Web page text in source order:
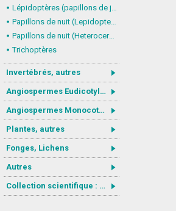
Lépidoptères (papillons de jour, Rhopalocera), autres
Papillons de nuit (Lepidoptera, Heterocera) : Noctuoidea
Papillons de nuit (Heterocera), autres
Trichoptères
Invertébrés, autres
Angiospermes Eudicotylédones
Angiospermes Monocotylédones
Plantes, autres
Fonges, Lichens
Autres
Collection scientifique : Gastrotricha